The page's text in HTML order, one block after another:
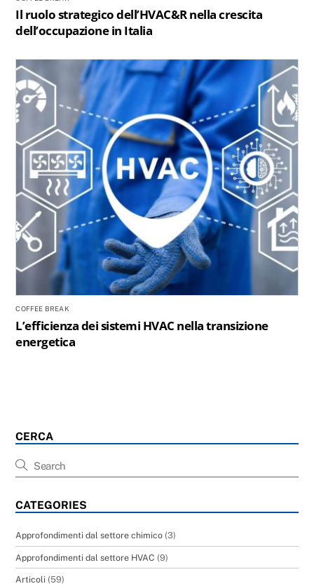
Il ruolo strategico dell’HVAC&R nella crescita
dell’occupazione in Italia
COFFEE BREAK
L’efficienza dei sistemi HVAC nella transizione
energetica
CERCA
CATEGORIES
Approfondimenti dal settore chimico (3)
Approfondimenti dal settore HVAC (9)
Articoli (59)